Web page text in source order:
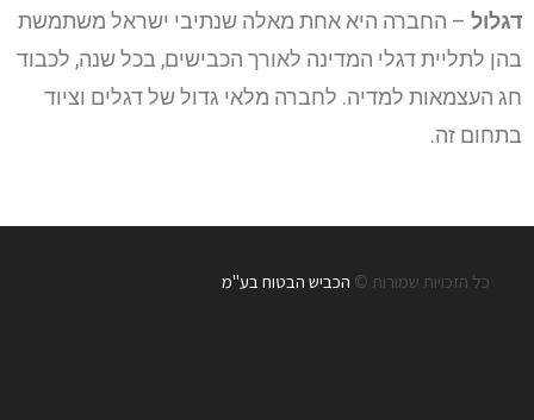
דגלול – החברה היא אחת מאלה שנתיבי ישראל משתמשת
בהן לתליית דגלי המדינה לאורך הכבישים, בכל שנה, לכבוד
חג העצמאות למדיה. לחברה מלאי גדול של דגלים וציוד
בתחום זה.
כל הזכויות שמורות © הכביש הבטוח בע"מ